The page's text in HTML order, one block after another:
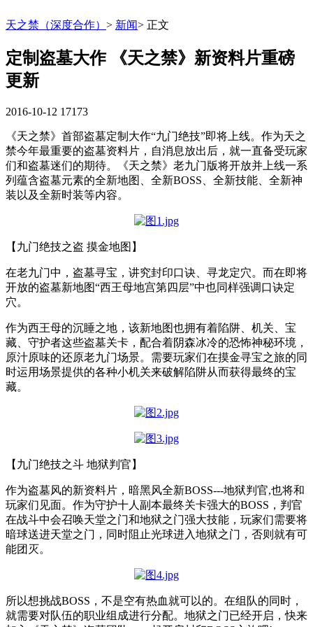
天之禁（深度合作） > 新闻> 正文
定制盗墓大作 《天之禁》新资料片重磅
更新
2016-10-12 17173
《天之禁》首部盗墓定制大作“九门绝技”即将上线。作为天之
禁今年最重要的盗墓资料片，自消息放出后，就一直备受玩家
们和盗墓迷们的期待。《天之禁》老九门版将开放并上线一系
列蕴含盗墓元素的全新地图、全新BOSS、全新技能、全新神
装以及全新时装等内容。
【九门绝技之盗 摸金地图】
在老九门中，盗墓寻宝，讲究封印口诀、寻龙定穴。而在即将
开放的盗墓新地图“西王母地宫第四层”中也同样强调口诀定
穴。
作为西王母的沉睡之地，该新地图也拥有着陷阱、机关、宝
藏、守护者这些盗墓关卡，配合着阴森冰冷的恐怖神秘环境，
原汁原味的还原老九门场景。需要玩家们在摸金寻宝之旅的同
时运用场景提供的各种小机关来破解陷阱从而获得最终的宝
藏。
【九门绝技之斗 地狱判官】
作为盗墓风的新资料片，暗黑风全新BOSS---地狱判官,也将和
玩家们见面。作为守护十人副本最终关卡强大的BOSS，判官
在战斗中会召唤天堂之门和地狱之门强大技能，玩家们需要将
暗球送进天堂之门，同时阻止光球进入地狱之门，否则就有可
能团灭。
所以想挑战BOSS，不是空有热血就可以的。在组队的同时，
就需要对队伍的职业组成进行分配。地狱之门已经开启，快来